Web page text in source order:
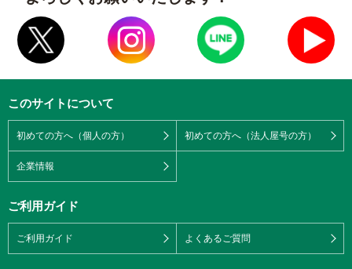
このサイトについて
初めての方へ（個人の方） 初めての方へ（法人屋号の方）
企業情報
ご利用ガイド
ご利用ガイド よくあるご質問